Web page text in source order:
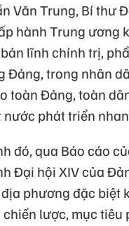
Văn Trung, Bí thư
hành Trung ương
lĩnh chính trị,
Đảng, trong nhân
toàn Đảng, toàn
phát triển
đó, qua Báo cáo
Đại hội XIV của
phương đặc biệt
lược, mục